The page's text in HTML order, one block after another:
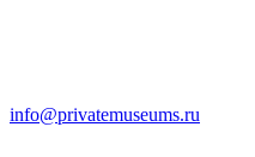
info@privatemuseums.ru